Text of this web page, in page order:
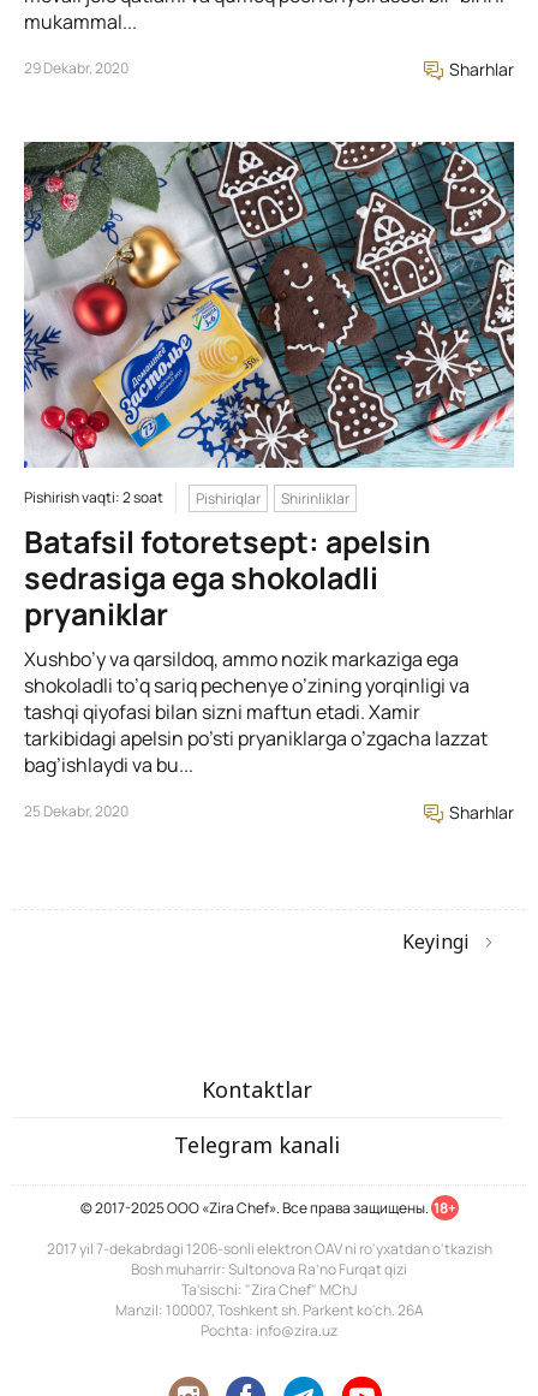
mukammal...
29 Dekabr, 2020 Sharhlar
Pishirish vaqti: 2 soat Pishiriqlar Shirinliklar
Batafsil fotoretsept: apelsin
sedrasiga ega shokoladli
pryaniklar
Xushbo’y va qarsildoq, ammo nozik markaziga ega
shokoladli to’q sariq pechenye o’zining yorqinligi va
tashqi qiyofasi bilan sizni maftun etadi. Xamir
tarkibidagi apelsin po’sti pryaniklarga o’zgacha lazzat
bag’ishlaydi va bu...
25 Dekabr, 2020 Sharhlar
Keyingi
Kontaktlar
Telegram kanali
© 2017-2025 ООО «Zira Chef». Все права защищены. 18+
2017 yil 7-dekabrdagi 1206-sonli elektron OAV ni ro'yxatdan o'tkazish
Bosh muharrir: Sultonova Ra’no Furqat qizi
Ta'sischi: "Zira Chef" MChJ
Manzil: 100007, Toshkent sh. Parkent ko'ch. 26A
Pochta: info@zira.uz